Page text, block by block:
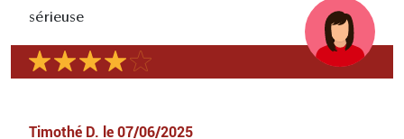
sérieuse
Timothé D. le 07/06/2025